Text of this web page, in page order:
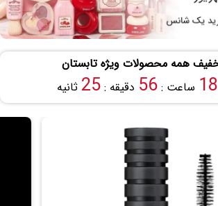
18 ساعت :56 دقیقه :25 ثانیه